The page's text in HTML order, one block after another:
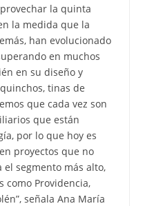
la quinta
la medida que la
han evolucionado
en muchos
en su diseño y
tinas de
que cada vez son
que están
por lo que hoy es
proyectos que no
segmento más alto,
como Providencia,
señala Ana María